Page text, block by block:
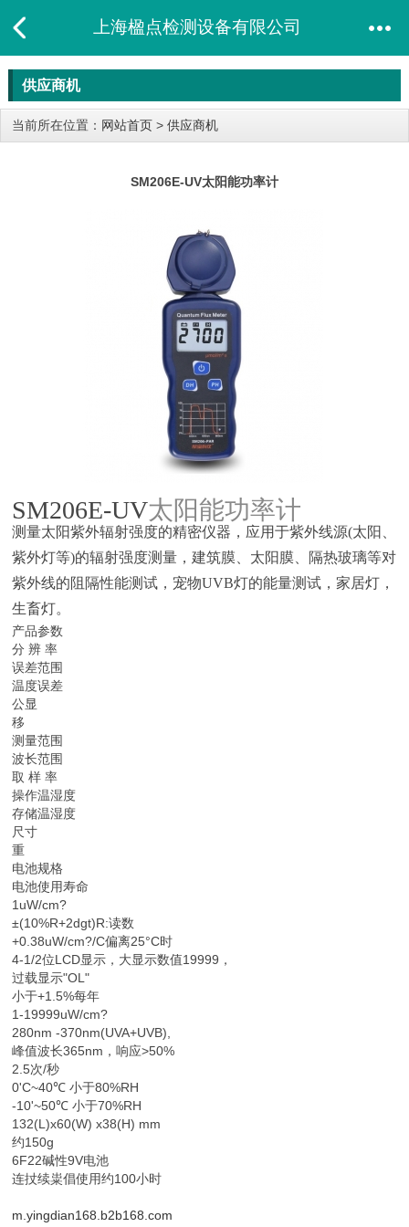
上海楹点检测设备有限公司
供应商机
当前所在位置： 网站首页 > 供应商机
SM206E-UV太阳​能功率计
SM206E-UV太阳能功率计
测量太阳紫外辐射强度的精密仪器，应用于紫外线源(太阳、
紫外灯等)的辐射强度测量，建筑膜、太阳膜、隔热玻璃等对
紫外线的阻隔性能测试，宠物UVB灯的能量测试，家居灯，
生畜灯。
产品参数
分 辨 率
误差范围
温度误差
公显
移
测量范围
波长范围
取 样 率
操作温湿度
存储温湿度
尺寸
重
电池规格
电池使用寿命
1uW/cm?
±(10%R+2dgt)R:读数
+0.38uW/cm?/C偏离25°C时
4-1/2位LCD显示，大显示数值19999，
过载显示"OL"
小于+1.5%每年
1-19999uW/cm?
280nm -370nm(UVA+UVB),
峰值波长365nm，响应>50%
2.5次/秒
0'C~40℃ 小于80%RH
-10'~50℃ 小于70%RH
132(L)x60(W) x38(H) mm
约150g
6F22碱性9V电池
连扙续粜倡使用约100小时
m.yingdian168.b2b168.com